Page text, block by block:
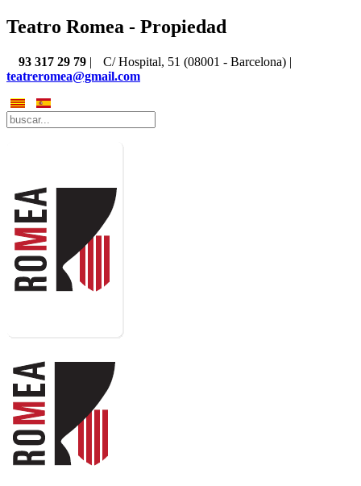
Teatro Romea - Propiedad
93 317 29 79 |
C/ Hospital, 51 (08001 - Barcelona) |
teatreromea@gmail.com